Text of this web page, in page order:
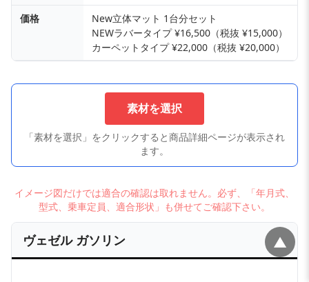
価格
New立体マット 1台分セット
NEWラバータイプ ¥16,500（税抜 ¥15,000）
カーペットタイプ ¥22,000（税抜 ¥20,000）
素材を選択
「素材を選択」をクリックすると商品詳細ページが表示され
ます。
イメージ図だけでは適合の確認は取れません。必ず、「年月式、
型式、乗車定員、適合形状」も併せてご確認下さい。
ヴェゼル ガソリン ▲